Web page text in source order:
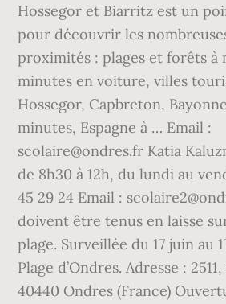
Hossegor et Biarritz est un
pour découvrir les
proximités : plages et forêts à
minutes en voiture, villes
Hossegor, Capbreton,
minutes, Espagne à … Email :
scolaire@ondres.fr Katia
de 8h30 à 12h, du lundi au
45 29 24 Email :
doivent être tenus en laisse
plage. Surveillée du 17 juin au
Plage d’Ondres. Adresse :
40440 Ondres (France)